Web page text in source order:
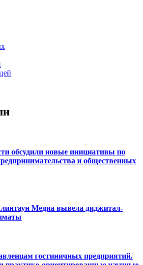
обсудили новые инициативы по
и общественных
Медиа вывела диджитал-
гостиничных предприятий.